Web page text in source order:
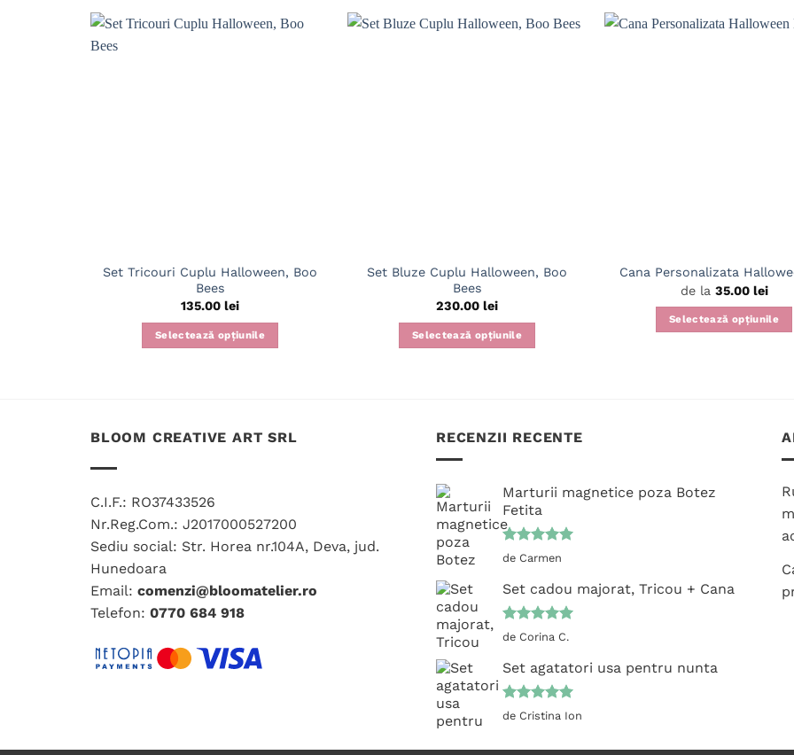
Set Tricouri Cuplu Halloween, Boo
Bees
135.00 lei
Selectează opțiunile
multe
pot
fi
alese
Set Bluze Cuplu Halloween, Boo
Bees
230.00 lei
Selectează opțiunile
multe
pot
fi
alese
în
pagina
produsului.
Cana Personalizata
de la 35.00 lei
Selectează opțiunile
produsului.
BLOOM CREATIVE ART SRL
C.I.F.: RO37433526
Nr.Reg.Com.: J2017000527200
Sediu social: Str. Horea nr.104A, Deva, jud.
Hunedoara
Email: comenzi@bloomatelier.ro
Telefon: 0770 684 918
RECENZII RECENTE
Marturii magnetice poza Botez
Fetita
Evaluat la
de Carmen
Set cadou majorat, Tricou + Cana
Evaluat la
de Corina C.
Set agatatori usa pentru nunta
Evaluat la
de Cristina Ion